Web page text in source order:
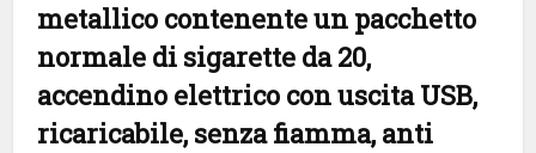
metallico contenente un pacchetto
normale di sigarette da 20,
accendino elettrico con uscita USB,
ricaricabile, senza fiamma, anti